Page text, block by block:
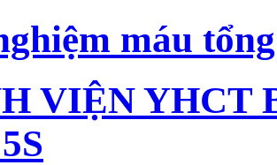
máu
VIỆN YHCT